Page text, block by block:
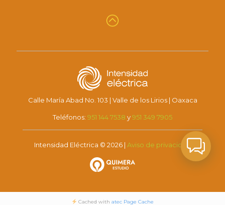
Calle María Abad No. 103 | Valle de los Lirios | Oaxaca
Teléfonos: 951 144 7538 y951 349 7905
Intensidad Eléctrica © 2026 | Aviso de privacidad
Cached withatec Page Cache